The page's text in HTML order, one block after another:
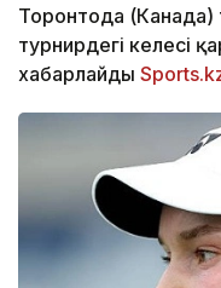
Торонтода (Канада)
турнирдегі келесі
хабарлайды